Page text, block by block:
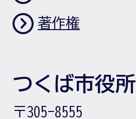
著作権
つくば市役所
〒305-8555